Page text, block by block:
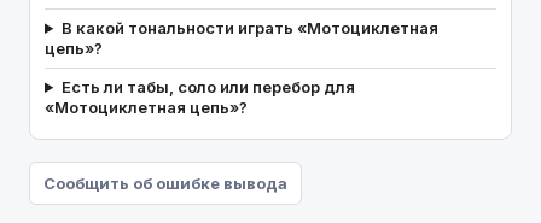
Сообщить об ошибке вывода
В какой тональности играть «Мотоциклетная
цепь»?
Есть ли табы, соло или перебор для
«Мотоциклетная цепь»?